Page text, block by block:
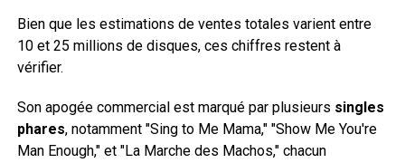
Bien que les estimations de ventes totales varient entre
10 et 25 millions de disques, ces chiffres restent à
vérifier.
Son apogée commercial est marqué par plusieurs singles
phares, notamment "Sing to Me Mama," "Show Me You're
Man Enough," et "La Marche des Machos," chacun